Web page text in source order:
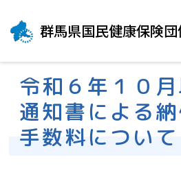
群馬県国民健康保険
令和６年１０
通知書による
手数料について